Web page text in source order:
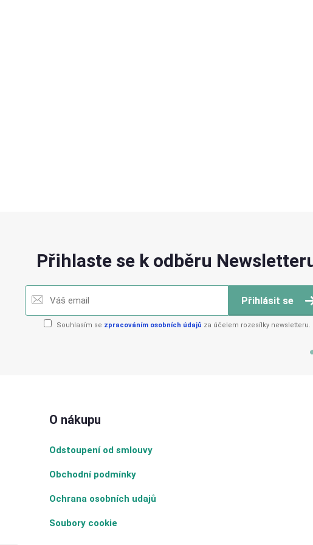
Přihlaste se k odběru
Přihlásit se
Souhlasím se zpracováním osobních údajů za účelem rozesílky newsletteru.
O nákupu
Odstoupení od smlouvy
Obchodní podmínky
Ochrana osobních udajů
Soubory cookie